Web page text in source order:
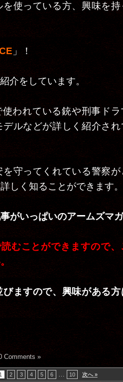
を使っている方、興味を
」！
介をしています。
われている銃や刑事ド
ルなどが詳しく紹介さ
を守ってくれている警察
しく知ることができます。
がいっぱいのアームズマ
むことができますので
ますので、興味がある
Comments »
1 2 3 4 5 6 … 10 次へ »